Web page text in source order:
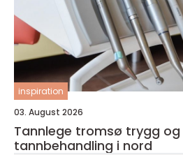
inspiration
03. August 2026
Tannlege tromsø trygg og moderne
tannbehandling i nord